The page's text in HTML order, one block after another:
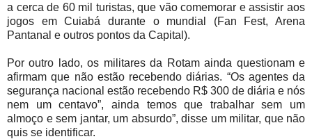
a cerca de 60 mil turistas, que vão comemorar e assistir aos
jogos em Cuiabá durante o mundial (Fan Fest, Arena
Pantanal e outros pontos da Capital).
Por outro lado, os militares da Rotam ainda questionam e
afirmam que não estão recebendo diárias. “Os agentes da
segurança nacional estão recebendo R$ 300 de diária e nós
nem um centavo”, ainda temos que trabalhar sem um
almoço e sem jantar, um absurdo”, disse um militar, que não
quis se identificar.